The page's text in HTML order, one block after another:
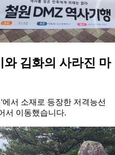
김화의 사라진 마
서 소재로 등장한 저격능선
서 이동했습니다.